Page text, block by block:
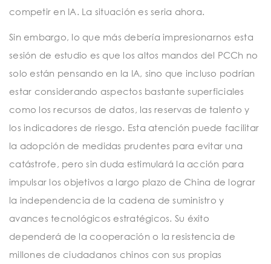
competir en IA. La situación es seria ahora.
Sin embargo, lo que más debería impresionarnos esta
sesión de estudio es que los altos mandos del PCCh no
solo están pensando en la IA, sino que incluso podrían
estar considerando aspectos bastante superficiales
como los recursos de datos, las reservas de talento y
los indicadores de riesgo. Esta atención puede facilitar
la adopción de medidas prudentes para evitar una
catástrofe, pero sin duda estimulará la acción para
impulsar los objetivos a largo plazo de China de lograr
la independencia de la cadena de suministro y
avances tecnológicos estratégicos. Su éxito
dependerá de la cooperación o la resistencia de
millones de ciudadanos chinos con sus propias